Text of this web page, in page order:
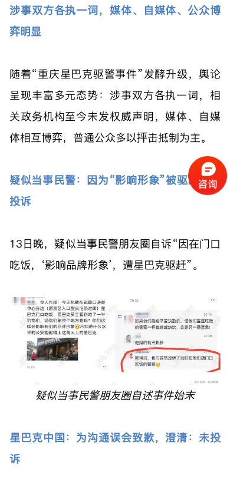
涉事双方各执一词，媒体、自媒体、公众博
弈明显
随着“重庆星巴克驱警事件”发酵升级，舆论
呈现丰富多元态势：涉事双方各执一词，相
关政务机构至今未发权威声明，媒体、自媒
体相互博弈，普通公众多以抨击抵制为主。
疑似当事民警：因为“影响形象”被驱赶且被
投诉
13日晚，疑似当事民警朋友圈自诉“因在门口
吃饭，‘影响品牌形象’，遭星巴克驱赶”。
疑似当事民警朋友圈自述事件始末
星巴克中国：为沟通误会致歉，澄清：未投
诉